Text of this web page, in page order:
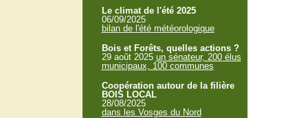
Le climat de l'été 2025
06/09/2025
bilan de l'été météorologique
Bois et Forêts, quelles actions ?
29 août 2025 un sénateur, 200 élus
municipaux, 100 communes
Coopération autour de la filière
BOIS LOCAL
28/08/2025
dans les Vosges du Nord